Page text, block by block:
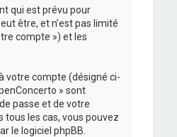
qui est prévu pour
être, et n’est pas limité
compte ») et les
votre compte (désigné ci-
» sont
passe et de votre
tous les cas, vous pouvez
le logiciel phpBB.